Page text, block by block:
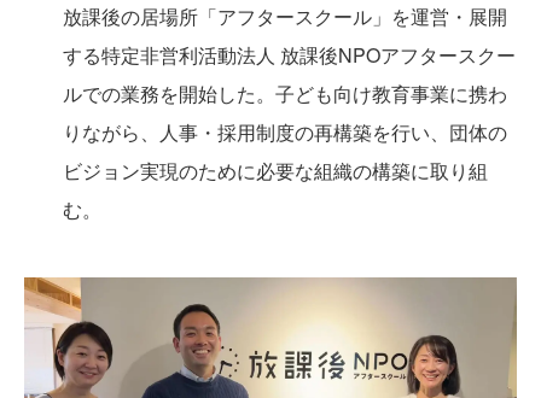
放課後の居場所「アフタースクール」を運営・展開
する特定非営利活動法人 放課後NPOアフタースクー
ルでの業務を開始した。子ども向け教育事業に携わ
りながら、人事・採用制度の再構築を行い、団体の
ビジョン実現のために必要な組織の構築に取り組
む。